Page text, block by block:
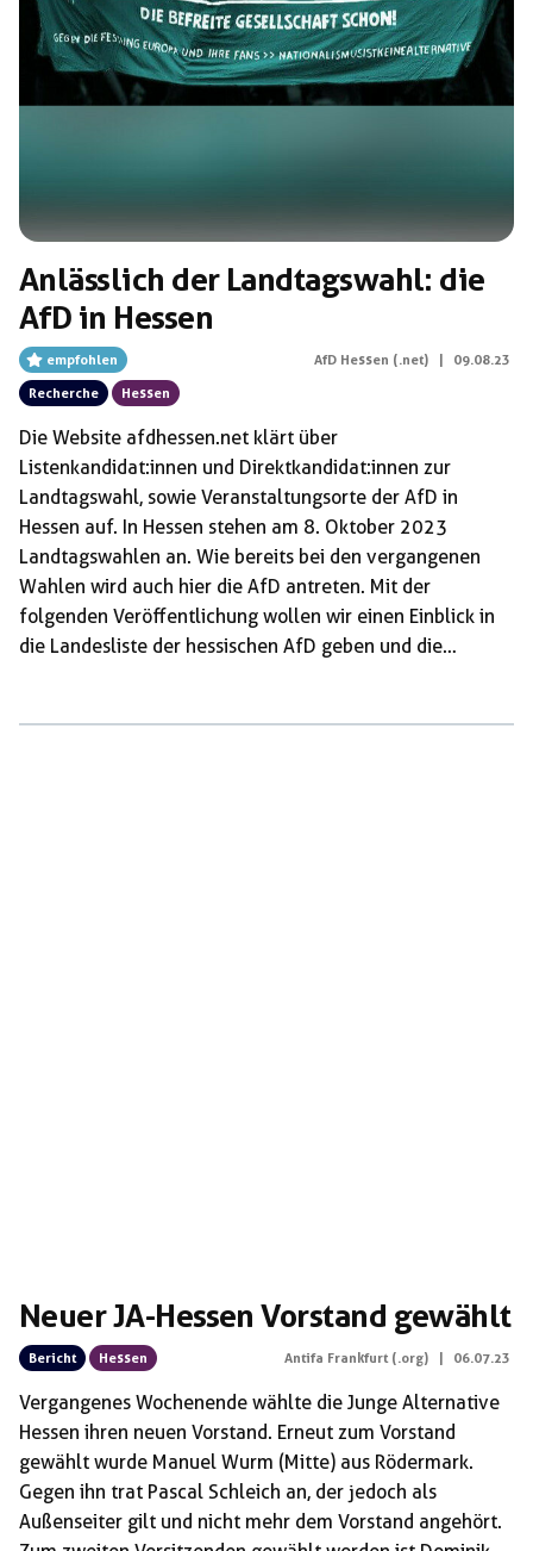
Anlässlich der Landtagswahl: die
AfD in Hessen
empfohlen
Recherche
Hessen
AfD Hessen (.net) 09.08.23
Die Website afdhessen.net klärt über
Listenkandidat:innen und Direktkandidat:innen zur
Landtagswahl, sowie Veranstaltungsorte der AfD in
Hessen auf. In Hessen stehen am 8. Oktober 2023
Landtagswahlen an. Wie bereits bei den vergangenen
Wahlen wird auch hier die AfD antreten. Mit der
folgenden Veröffentlichung wollen wir einen Einblick in
die Landesliste der hessischen AfD geben und die
Neuer JA-Hessen Vorstand gewählt
Bericht Hessen Antifa Frankfurt (.org) 06.07.23
Vergangenes Wochenende wählte die Junge Alternative
Hessen ihren neuen Vorstand. Erneut zum Vorstand
gewählt wurde Manuel Wurm (Mitte) aus Rödermark.
Gegen ihn trat Pascal Schleich an, der jedoch als
Außenseiter gilt und nicht mehr dem Vorstand angehört.